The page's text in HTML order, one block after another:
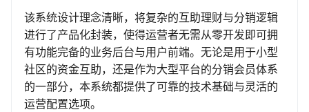
该系统设计理念清晰，将复杂的互助理财与分销逻辑
进行了产品化封装，使得运营者无需从零开发即可拥
有功能完备的业务后台与用户前端。无论是用于小型
社区的资金互助，还是作为大型平台的分销会员体系
的一部分，本系统都提供了可靠的技术基础与灵活的
运营配置选项。